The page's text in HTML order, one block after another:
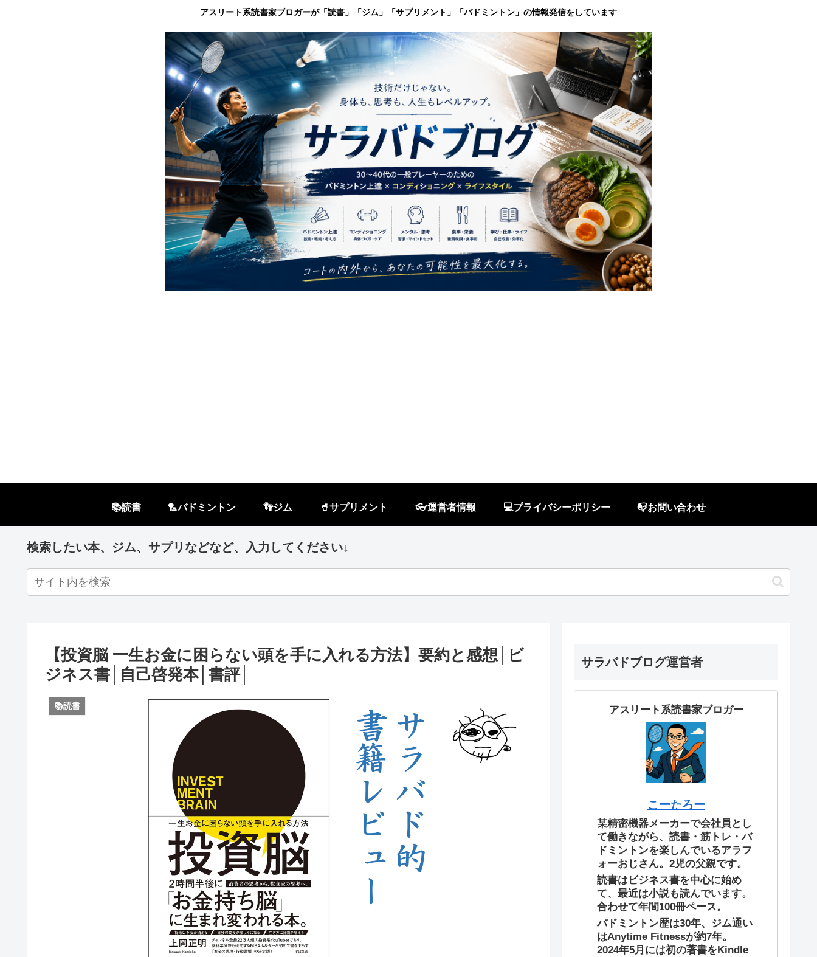
アスリート系読書家ブロガーが「読書」「ジム」「サプリメント」「バドミントン」の情報発信をしています
📚読書 🏸バドミントン 👣ジム 🥤サプリメント 👓運営者情報 💻プライバシーポリシー 📭お問い合わせ
検索したい本、ジム、サプリなどなど、入力してください↓
【投資脳 一生お金に困らない頭を手に入れる方法】要約と感想│ビ
ジネス書│自己啓発本│書評│
📚読書
サラバドブログ運営者
アスリート系読書家ブロガー
こーたろー
某精密機器メーカーで会社員とし
て働きながら、読書・筋トレ・バ
ドミントンを楽しんでいるアラフ
ォーおじさん。2児の父親です。
読書はビジネス書を中心に始め
て、最近は小説も読んでいます。
合わせて年間100冊ペース。
バドミントン歴は30年、ジム通い
はAnytime Fitnessが約7年。
2024年5月には初の著書をKindle